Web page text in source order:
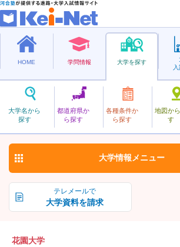
HOME 学問情報 大学を探す
大学名から
探す
都道府県か
ら探す
各種条件か
ら探す
地図か
す
私立
はなぞの
花園大学
テレメールで
大学資料を請求
大学情報 メニュー
花園大学